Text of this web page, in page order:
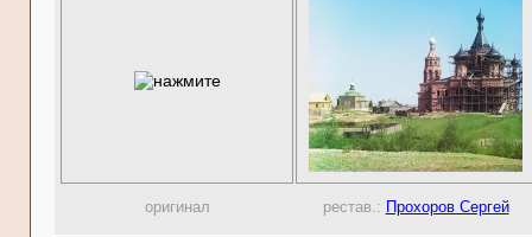
оригинал рестав.: Прохоров Сергей